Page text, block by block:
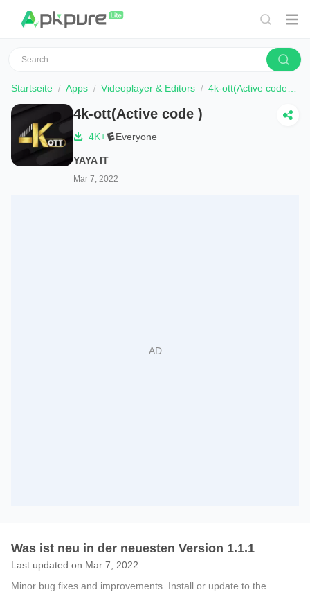
Startseite Apps Videoplayer & Editors 4k-ott(Active code )
4k-ott(Active code )
4K+ Everyone
YAYA IT
Mar 7, 2022
Was ist neu in der neuesten Version 1.1.1
Last updated on Mar 7, 2022
Minor bug fixes and improvements. Install or update to the